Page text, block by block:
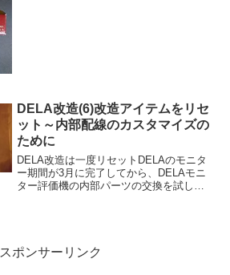
DELA改造(6)改造アイテムをリセ
ット～内部配線のカスタマイズの
ために
DELA改造は一度リセットDELAのモニタ
ー期間が3月に完了してから、DELAモニ
ター評価機の内部パーツの交換を試して
スポンサーリンク